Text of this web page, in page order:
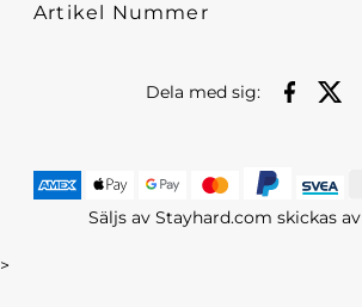
Artikel Nummer
Dela med sig:
Säljs av Stayhard.com skickas av
>